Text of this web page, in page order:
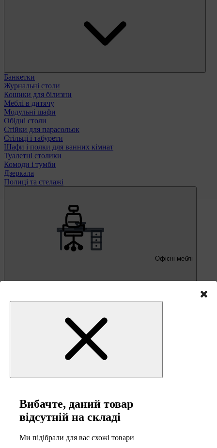
Банкетки
Журнальні столи
Кошики для білизни
Меблі в дитячу
Модульні шафи
Обідні столи
Стійки для парасольок
Стільці і табурети
Шафи і полки для ванних кімнат
Туалетні столики
Комоди і тумби
Дзеркала
Полиці та стелажі
Офісні меблі
Письмові та комп'ютерні столи
Офісні крісла та стільці
кемпінгу
Вибачте, даний товар
відсутній на складі
Ми підібрали для вас схожі товари